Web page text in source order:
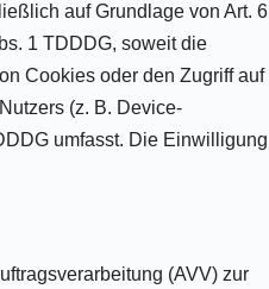
auf Grundlage von Art. 6
1 TDDDG, soweit die
Cookies oder den Zugriff auf
(z. B. Device-
umfasst. Die Einwilligung
(AVV) zur